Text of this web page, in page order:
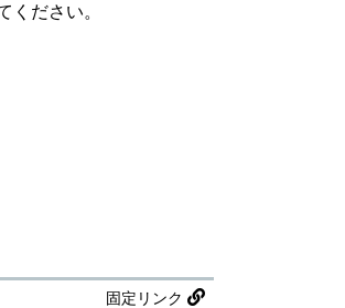
ださい。
固定リンク